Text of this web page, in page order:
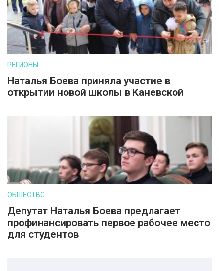
РЕГИОНЫ
Наталья Боева приняла участие в
открытии новой школы в Каневской
ОБЩЕСТВО
Депутат Наталья Боева предлагает
профинансировать первое рабочее место
для студентов